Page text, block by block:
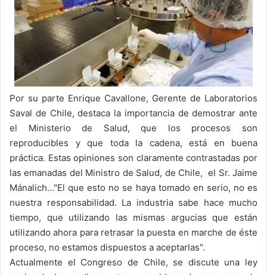
Por su parte Enrique Cavallone, Gerente de Laboratorios
Saval de Chile, destaca la importancia de demostrar ante
el Ministerio de Salud, que los procesos son
reproducibles y que toda la cadena, está en buena
práctica. Estas opiniones son claramente contrastadas por
las emanadas del Ministro de Salud, de Chile, el Sr. Jaime
Mánalich…"El que esto no se haya tomado en serio, no es
nuestra responsabilidad. La industria sabe hace mucho
tiempo, que utilizando las mismas argucias que están
utilizando ahora para retrasar la puesta en marche de éste
proceso, no estamos dispuestos a aceptarlas".
Actualmente el Congreso de Chile, se discute una ley